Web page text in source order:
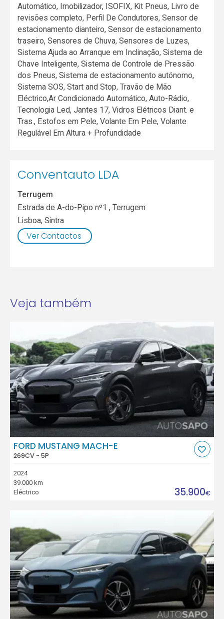
Automático, Imobilizador, ISOFIX, Kit Pneus, Livro de
revisões completo, Perfil De Condutores, Sensor de
estacionamento dianteiro, Sensor de estacionamento
traseiro, Sensores de Chuva, Sensores de Luzes,
Sistema Ajuda ao Arranque em Inclinação, Sistema de
Chave Inteligente, Sistema de Controle de Pressão
dos Pneus, Sistema de estacionamento autónomo,
Sistema SOS, Start and Stop, Travão de Mão
Eléctrico,Ar Condicionado Automático, Auto-Rádio,
Tecnologia Led, Jantes 17, Vidros Elétricos Diant. e
Tras., Estofos em Pele, Volante Em Pele, Volante
Regulável Em Altura + Profundidade
Conventauto LDA
Terrugem
Estrada de A-do-Pipo nº1 , Terrugem
Lisboa,Sintra
Ver Contactos
Veja também
FORD MUSTANG MACH-E
269CV - 5P
2024
39.000 km
Eléctrico
35.900€